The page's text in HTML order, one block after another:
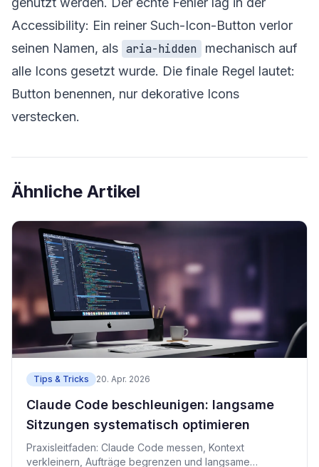
Accessibility: Ein reiner Such-Icon-Button verlor
seinen Namen, als aria-hidden
mechanisch auf
alle Icons gesetzt wurde. Die finale Regel lautet:
Button benennen, nur dekorative Icons
verstecken.
Ähnliche Artikel
Tips & Tricks 20. Apr. 2026
Claude Code beschleunigen: langsame
Sitzungen systematisch optimieren
Praxisleitfaden: Claude Code messen, Kontext
verkleinern, Aufträge begrenzen und langsame